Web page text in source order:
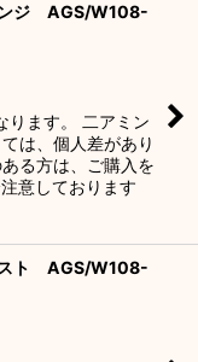
ンジ AGS/W108-
ります。 二アミン
は、個人差があり
る方は、ご購入を
意しております
スト AGS/W108-